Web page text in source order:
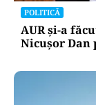
POLITICĂ
AUR și-a
Nicușor